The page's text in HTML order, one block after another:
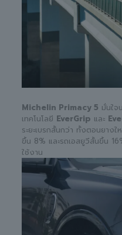
Michelin Primacy 5 มั่นใจ
เทคโนโลยี EverGrip และ
ระยะเบรกสั้นกว่า ทั้งตอนยาง
ขึ้น 8% และรถเอสยูวีสั้นขึ้น
ใช้งาน